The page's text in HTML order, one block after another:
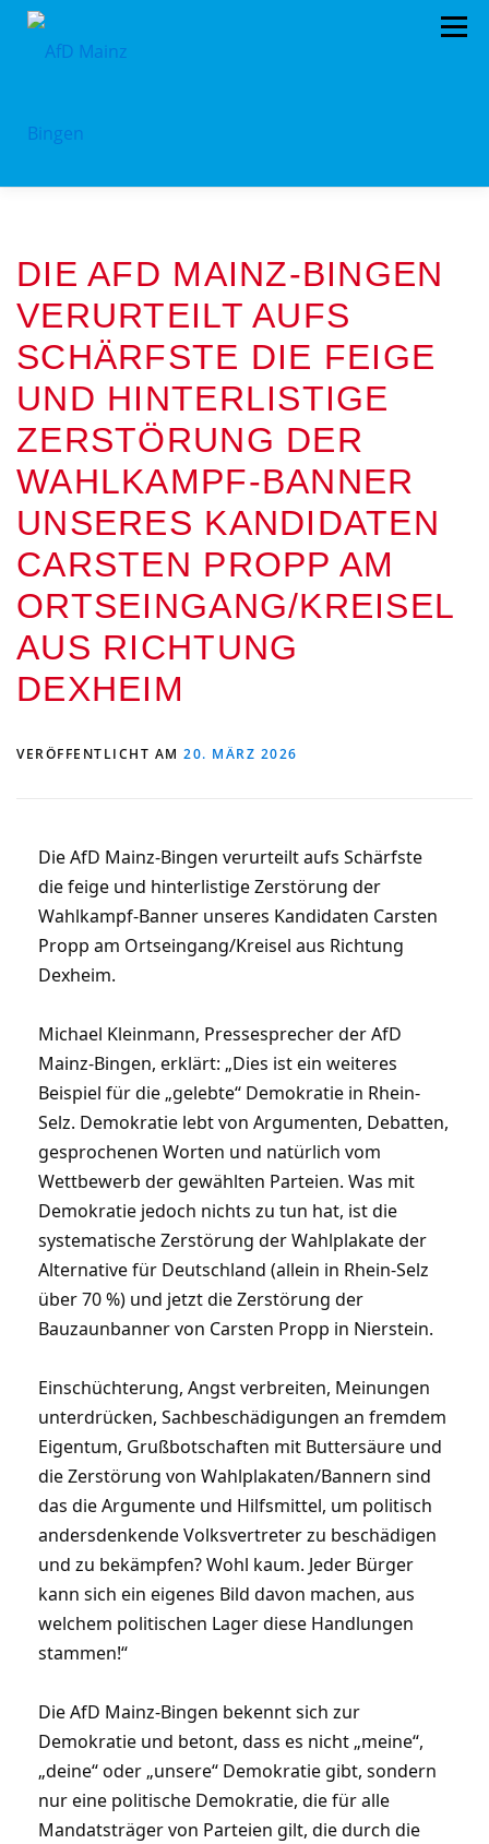
Menü
PROGRAMM ORGANIGRAMM SPENDEN
KONTAKT DATENSCHUTZ
DIE AFD MAINZ-BINGEN
VERURTEILT AUFS
SCHÄRFSTE DIE FEIGE
UND HINTERLISTIGE
ZERSTÖRUNG DER
WAHLKAMPF-BANNER
UNSERES KANDIDATEN
CARSTEN PROPP AM
ORTSEINGANG/KREISEL
AUS RICHTUNG
DEXHEIM
VERÖFFENTLICHT AM 20. MÄRZ 2026
Die AfD Mainz-Bingen verurteilt aufs Schärfste
die feige und hinterlistige Zerstörung der
Wahlkampf-Banner unseres Kandidaten Carsten
Propp am Ortseingang/Kreisel aus Richtung
Dexheim.
Michael Kleinmann, Pressesprecher der AfD
Mainz-Bingen, erklärt: „Dies ist ein weiteres
Beispiel für die „gelebte“ Demokratie in Rhein-
Selz. Demokratie lebt von Argumenten, Debatten,
gesprochenen Worten und natürlich vom
Wettbewerb der gewählten Parteien. Was mit
Demokratie jedoch nichts zu tun hat, ist die
systematische Zerstörung der Wahlplakate der
Alternative für Deutschland (allein in Rhein-Selz
über 70 %) und jetzt die Zerstörung der
Bauzaunbanner von Carsten Propp in Nierstein.
Einschüchterung, Angst verbreiten, Meinungen
unterdrücken, Sachbeschädigungen an fremdem
Eigentum, Grußbotschaften mit Buttersäure und
die Zerstörung von Wahlplakaten/Bannern sind
das die Argumente und Hilfsmittel, um politisch
andersdenkende Volksvertreter zu beschädigen
und zu bekämpfen? Wohl kaum. Jeder Bürger
kann sich ein eigenes Bild davon machen, aus
welchem politischen Lager diese Handlungen
stammen!“
Die AfD Mainz-Bingen bekennt sich zur
Demokratie und betont, dass es nicht „meine“,
„deine“ oder „unsere“ Demokratie gibt, sondern
nur eine politische Demokratie, die für alle
Mandatsträger von Parteien gilt, die durch die